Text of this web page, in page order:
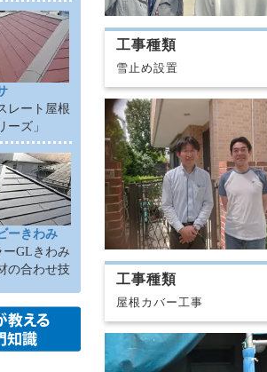
レート屋根
ーズ」
ーきわみ
ーGLきわみ
の合わせ技
工事種類
雪止め設置
工事種類
屋根カバー工事